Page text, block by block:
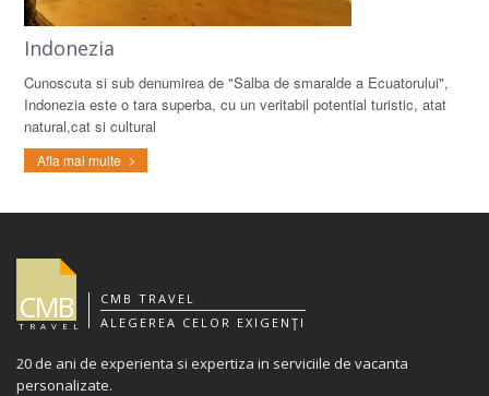
Indonezia
Cunoscuta si sub denumirea de "Salba de smaralde a Ecuatorului",
Indonezia este o tara superba, cu un veritabil potential turistic, atat
natural,cat si cultural
Afla mai multe
CMB
TRAVEL
CMB TRAVEL
ALEGEREA CELOR EXIGENŢI
20 de ani de experienta si expertiza in serviciile de vacanta
personalizate.